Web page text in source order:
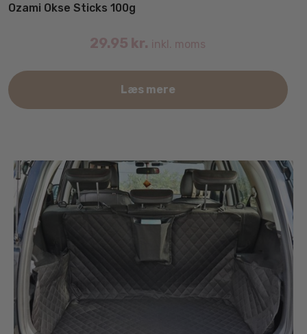
Ozami Okse Sticks 100g
29.95 kr. inkl. moms
Læs mere